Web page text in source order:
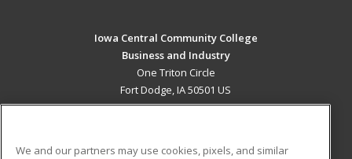
Iowa Central Community College
Business and Industry
One Triton Circle
Fort Dodge, IA 50501 US
We and our partners may use cookies, pixels, and similar